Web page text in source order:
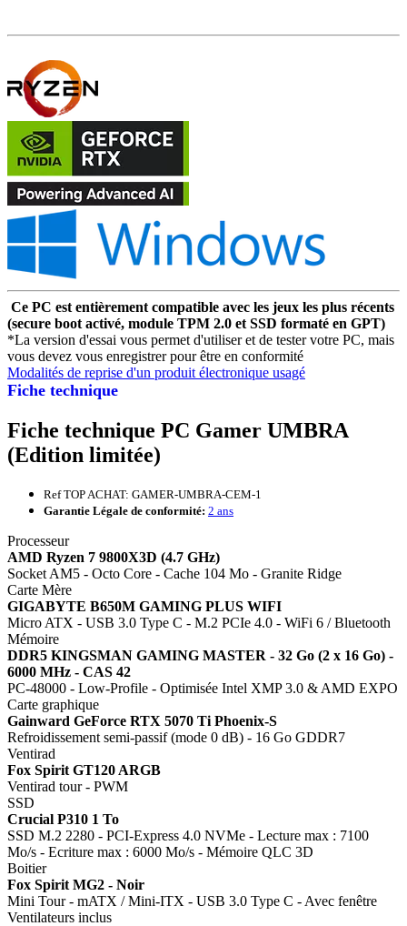
Fiche technique
Ce PC est entièrement compatible avec les jeux les plus récents
(secure boot activé, module TPM 2.0 et SSD formaté en GPT)
*La version d'essai vous permet d'utiliser et de tester votre PC, mais
vous devez vous enregistrer pour être en conformité
Modalités de reprise d'un produit électronique usagé
Fiche technique PC Gamer UMBRA
(Edition limitée)
Ref TOP ACHAT: GAMER-UMBRA-CEM-1
Garantie Légale de conformité: 2 ans
Processeur
AMD Ryzen 7 9800X3D (4.7 GHz)
Socket AM5 - Octo Core - Cache 104 Mo - Granite Ridge
Carte Mère
GIGABYTE B650M GAMING PLUS WIFI
Micro ATX - USB 3.0 Type C - M.2 PCIe 4.0 - WiFi 6 / Bluetooth
Mémoire
DDR5 KINGSMAN GAMING MASTER - 32 Go (2 x 16 Go) -
6000 MHz - CAS 42
PC-48000 - Low-Profile - Optimisée Intel XMP 3.0 & AMD EXPO
Carte graphique
Gainward GeForce RTX 5070 Ti Phoenix-S
Refroidissement semi-passif (mode 0 dB) - 16 Go GDDR7
Ventirad
Fox Spirit GT120 ARGB
Ventirad tour - PWM
SSD
Crucial P310 1 To
SSD M.2 2280 - PCI-Express 4.0 NVMe - Lecture max : 7100
Mo/s - Ecriture max : 6000 Mo/s - Mémoire QLC 3D
Boitier
Fox Spirit MG2 - Noir
Mini Tour - mATX / Mini-ITX - USB 3.0 Type C - Avec fenêtre
Ventilateurs inclus